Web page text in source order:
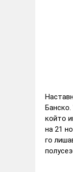
Банско.
който
на 21
го